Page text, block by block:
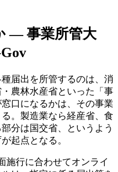
— 事業所管大
届出を所管するのは、消
農林水産省といった「事
口になるかは、その事業
。製造業なら経産省、食
分は国交省、というよう
起点となる。
施行に合わせてオンライ